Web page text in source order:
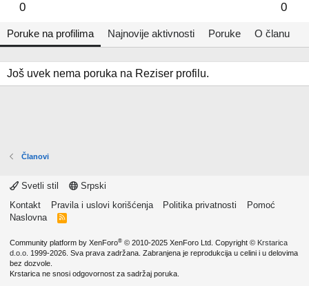
0 0
Poruke na profilima Najnovije aktivnosti Poruke O članu
Još uvek nema poruka na Reziser profilu.
Članovi
Svetli stil
Srpski
Kontakt
Pravila i uslovi korišćenja Politika privatnosti
Pomoć
Naslovna
R
Community platform by XenForo® © 2010-2025 XenForo Ltd. Copyright © Krstarica
d.o.o. 1999-2026. Sva prava zadržana. Zabranjena je reprodukcija u celini i u delovima
bez dozvole.
Krstarica ne snosi odgovornost za sadržaj poruka.